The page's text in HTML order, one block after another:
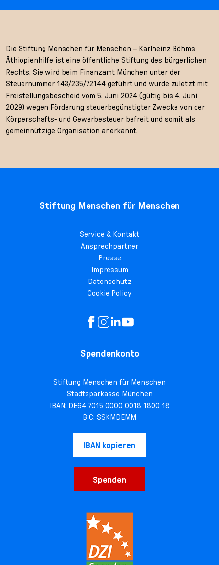
Die Stiftung Menschen für Menschen – Karlheinz Böhms
Äthiopienhilfe ist eine öffentliche Stiftung des bürgerlichen
Rechts. Sie wird beim Finanzamt München unter der
Steuernummer 143/235/72144 geführt und wurde zuletzt mit
Freistellungsbescheid vom 5. Juni 2024 (gültig bis 4. Juni
2029) wegen Förderung steuerbegünstigter Zwecke von der
Körperschafts- und Gewerbesteuer befreit und somit als
gemeinnützige Organisation anerkannt.
Stiftung Menschen für Menschen
Service & Kontakt
Ansprechpartner
Presse
Impressum
Datenschutz
Cookie Policy
Spendenkonto
Stiftung Menschen für Menschen
Stadtsparkasse München
IBAN: DE64 7015 0000 0018 1800 18
BIC: SSKMDEMM
IBAN kopieren
Spenden